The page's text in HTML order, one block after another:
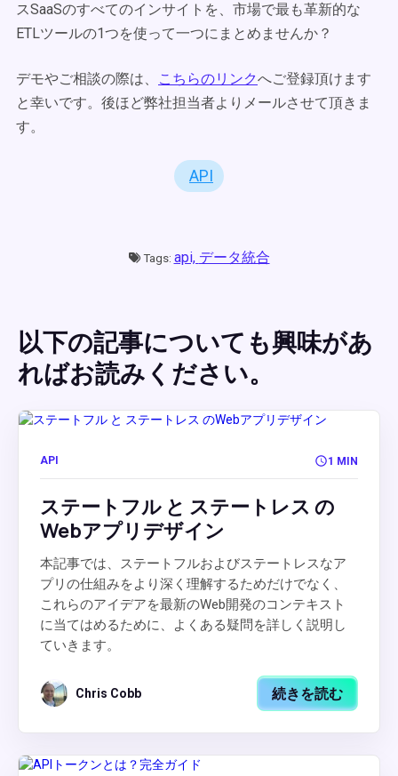
スSaaSのすべてのインサイトを、市場で最も革新的な
ETLツールの1つを使って一つにまとめませんか？
デモやご相談の際は、 こちらのリンクへご登録頂けます
と幸いです。後ほど弊社担当者よりメールさせて頂きま
す。
API
Tags: api, データ統合
以下の記事についても興味があ
ればお読みください。
API 1 MIN
ステートフル と ステートレス の
Webアプリデザイン
本記事では、ステートフルおよびステートレスなア
プリの仕組みをより深く理解するためだけでなく、
これらのアイデアを最新のWeb開発のコンテキスト
に当てはめるために、よくある疑問を詳しく説明し
ていきます。
Chris Cobb 続きを読む